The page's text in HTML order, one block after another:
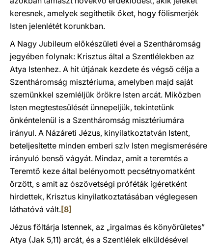
keresnek, amelyek segíthetik őket, hogy fölismerjék
Isten jelenlétét korunkban.
A Nagy Jubileum előkészületi évei a Szentháromság
jegyében folynak: Krisztus által a Szentlélekben az
Atya Istenhez. A hit útjának kezdete és végső célja a
Szentháromság misztériuma, amelyben majd saját
szemünkkel szemléljük örökre Isten arcát. Miközben
Isten megtestesülését ünnepeljük, tekintetünk
önkéntelenül is a Szentháromság misztériumára
irányul. A Názáreti Jézus, kinyilatkoztatván Istent,
beteljesítette minden emberi szív Isten megismerésére
irányuló benső vágyát. Mindaz, amit a teremtés a
Teremtő keze által belényomott pecsétnyomatként
őrzött, s amit az ószövetségi próféták ígéretként
hirdettek, Krisztus kinyilatkoztatásában véglegesen
láthatóvá vált.[8]
Jézus föltárja Istennek, az „irgalmas és könyörületes”
Atya (Jak 5,11) arcát, és a Szentlélek elküldésével